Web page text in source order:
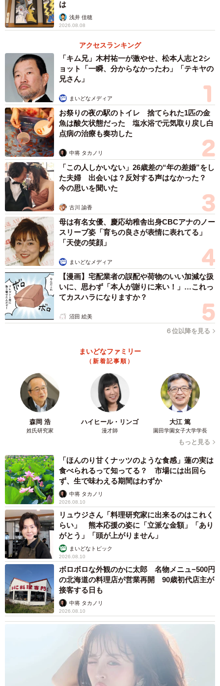
2/7
飼い主さんの腕には歯形がくっきりと…（提供：きなこさん）
ーーきなこちゃん、いつもは素直に寝るのでしょうか？
「いつもは素直に応じます。この動画を撮影した際も直前
までウトウトして寝落ちしそうな様子でした」
ーーかなり激しく飼い主さんの腕にかじりついています
ね。
「気に入らないことがあると時々されます。構ってほしい
ときなどに軽い甘噛みをされることもあり、その場で叱り
ますがなかなか直りません」
ーー傷跡が残ったようですが、大丈夫でしょうか？
「実際には引っ掻き傷や噛まれた傷はなく、歯型でへこん
でいるだけです。もし血が出るような傷を負った場合は流
ーーきなこちゃんが今回の行動に至った理由は？
「特に思い当たることはありませんが、まだ眠くなくて寝
かしつけられるのが気に入らなかったのかなと思っていま
す。もしくは動画を撮られているのが気に障ったのかもし
れません」
ーーこの後、きなこちゃんは無事に眠りにつくことはでき
ましたか？
「おかげさまで、無事就寝できました」
ーーきなこちゃんは普段、どんな猫ちゃん？
「現在推定6歳の女の子です。甘えん坊でいつもぴったり寄
り添っているタイプです。こちらの言葉をよく理解してい
て、よくおしゃべりしてくれます。プチプチの緩衝材に潜
るのがお気に入りです」
は
浅井 佳穂
2026.08.08
アクセスランキング
「キム兄」木村祐一が激やせ、松本人志と2シ
ョット「一瞬、分からなかったわ」「テキヤの
兄さん」
まいどなメディア
お祭りの夜の駅のトイレ 捨てられた1匹の金
魚は酸欠状態だった 塩水浴で元気取り戻し白
点病の治療も奏功した
中将 タカノリ
「この人しかいない」26歳差の“年の差婚”をし
た夫婦 出会いは？反対する声はなかった？
今の思いを聞いた
古川 諭香
母は有名女優、慶応幼稚舎出身CBCアナのノー
スリーブ姿「育ちの良さが表情に表れてる」
「天使の笑顔」
まいどなメディア
【漫画】宅配業者の誤配や荷物のいい加減な扱
いに、思わず「本人が謝りに来い！」…これっ
てカスハラになりますか？
沼田 絵美
６位以降を見る
まいどなファミリー
（新着記事順）
森岡 浩
姓氏研究家
ハイヒール・リンゴ
漫才師
大江 篤
園田学園女子大学学長
もっと見る
「ほんのり甘くナッツのような食感」蓮の実は
食べられるって知ってる？ 市場には出回ら
ず、生で味わえる期間はわずか
中将 タカノリ
2026.08.10
リュウジさん「料理研究家に出来るのはこれく
らい」 熊本応援の姿に「立派な金額」「あり
がとう」「頭が上がりません」
まいどなトピック
2026.08.10
ボロボロな外観のかに太郎 名物メニュ−500円
の北海道の料理店が営業再開 90歳初代店主が
接客する日も
中将 タカノリ
2026.08.10